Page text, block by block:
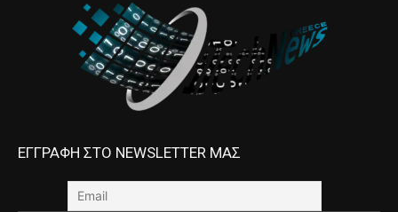
ΕΓΓΡΑΦΗ ΣΤΟ NEWSLETTER ΜΑΣ